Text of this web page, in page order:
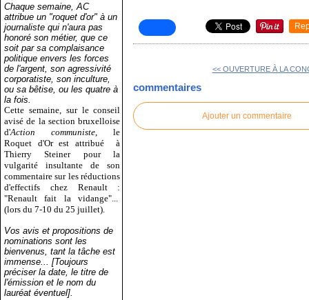
Chaque semaine, AC
attribue un "roquet d'or" à un
journaliste qui n'aura pas
honoré son métier, que ce
soit par sa complaisance
politique envers les forces
de l'argent, son agressivité
corporatiste, son inculture,
ou sa bêtise, ou les quatre à
la fois.
Cette semaine, sur le conseil
avisé de la section bruxelloise
d'Action communiste , le
Roquet d'Or est attribué
à
Thierry Steiner pour la
vulgarité insultante de son
commentaire sur les réductions
d'effectifs chez Renault :
"Renault fait la vidange"...
(lors du 7-10 du 25 juillet).
Vos avis et propositions de
nominations sont les
bienvenus, tant la tâche est
immense... [Toujours
préciser la date, le titre de
l'émission et le nom du
lauréat éventuel].
<< OUVERTURE À LA
commentaires
Ajouter un commentaire